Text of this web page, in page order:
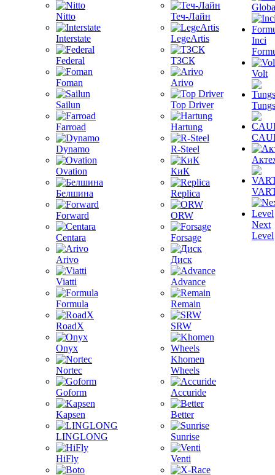
Nitto
Interstate
Federal
Foman
Sailun
Farroad
Dynamo
Ovation
Белшина
Forward
Centara
Arivo
Viatti
Formula
RoadX
Onyx
Nortec
Goform
Kapsen
LINGLONG
HiFly
Теч-Лайн
LegeArtis
ТЗСК
Arivo
Top Driver
Hartung
R-Steel
КиК
Replica
ORW
Forsage
Диск
Advance
Remain
SRW
Khomen
Wheels
Accuride
Better
Sunrise
Venti
Inci
Volt
Next
Level